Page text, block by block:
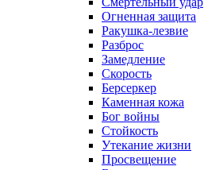
Огненная защита
Ракушка-лезвие
Разброс
Замедление
Скорость
Берсеркер
Каменная кожа
Бог войны
Стойкость
Утекание жизни
Просвещение